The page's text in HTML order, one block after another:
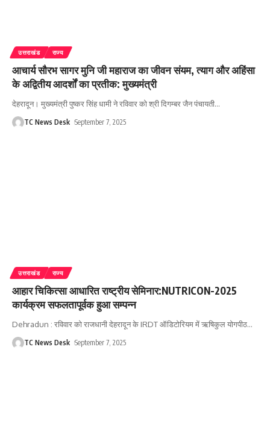
उत्तराखंड राज्य
आचार्य सौरभ सागर मुनि जी महाराज का जीवन संयम, त्याग और अहिंसा
के अद्वितीय आदर्शों का प्रतीक: मुख्यमंत्री
देहरादून। मुख्यमंत्री पुष्कर सिंह धामी ने रविवार को श्री दिगम्बर जैन पंचायती…
TC News Desk September 7, 2025
उत्तराखंड राज्य
आहार चिकित्सा आधारित राष्ट्रीय सेमिनार:NUTRICON-2025
कार्यक्रम सफलतापूर्वक हुआ सम्पन्न
Dehradun : रविवार को राजधानी देहरादून के IRDT ऑडिटोरियम में ऋषिकुल योगपीठ…
TC News Desk September 7, 2025